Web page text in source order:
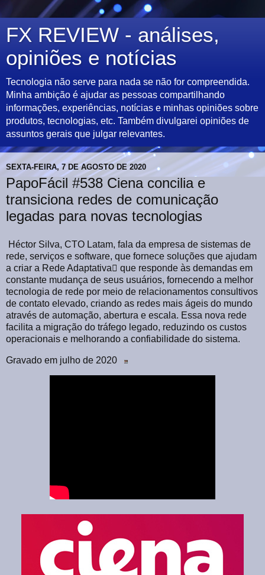
FX REVIEW - análises,
opiniões e notícias
Tecnologia não serve para nada se não for compreendida.
Minha ambição é ajudar as pessoas compartilhando
informações, experiências, notícias e minhas opiniões sobre
produtos, tecnologias, etc. Também divulgarei opiniões de
assuntos gerais que julgar relevantes.
SEXTA-FEIRA, 7 DE AGOSTO DE 2020
PapoFácil #538 Ciena concilia e
transiciona redes de comunicação
legadas para novas tecnologias
Héctor Silva, CTO Latam, fala da empresa de sistemas de
rede, serviços e software, que fornece soluções que ajudam
a criar a Rede Adaptativa que responde às demandas em
constante mudança de seus usuários, fornecendo a melhor
tecnologia de rede por meio de relacionamentos consultivos
de contato elevado, criando as redes mais ágeis do mundo
através de automação, abertura e escala. Essa nova rede
facilita a migração do tráfego legado, reduzindo os custos
operacionais e melhorando a confiabilidade do sistema.
Gravado em julho de 2020